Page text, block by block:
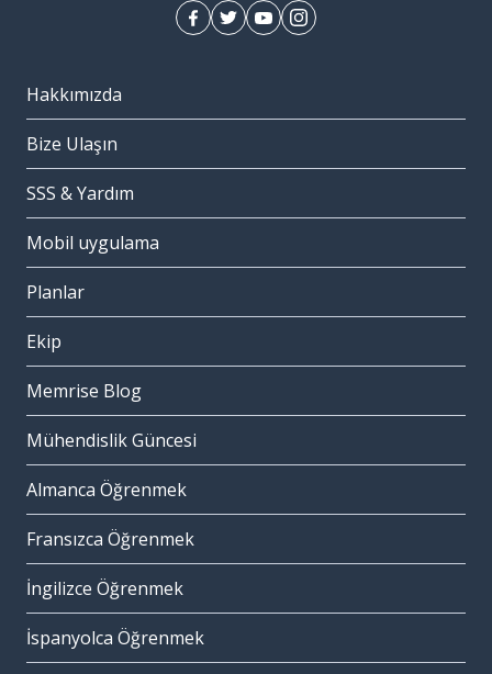
Hakkımızda
Bize Ulaşın
SSS & Yardım
Mobil uygulama
Planlar
Ekip
Memrise Blog
Mühendislik Güncesi
Almanca Öğrenmek
Fransızca Öğrenmek
İngilizce Öğrenmek
İspanyolca Öğrenmek